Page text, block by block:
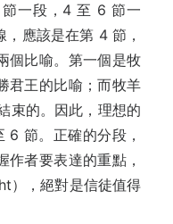
一段，4 至 6 節一
應該是在第 4 節，
個比喻。第一個是牧
君王的比喻；而牧羊
束的。因此，理想的
節。正確的分段，
者要表達的重點，
），絕對是信徒值得